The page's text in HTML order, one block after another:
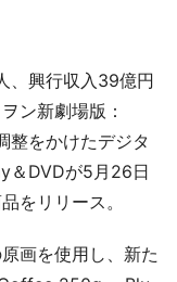
、興行収入39億円
ン新劇場版：
整をかけたデジタ
＆DVDが5月26日
をリリース。
画を使用し、新た